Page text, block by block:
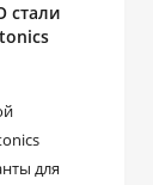
стали
для